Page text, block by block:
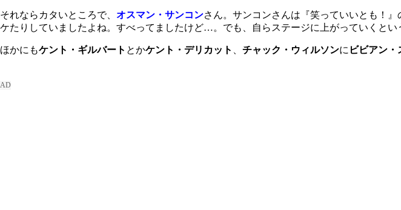
それならカタいところで、 オスマン・サンコンさん。サンコンさんは『笑っていいとも！
ケたりしていましたよね。すべってましたけど…。でも、自らステージに上がっていくとい
ほかにもケント・ギルバート とかケント・デリカット チャック・ウィルソンに ビビアン・